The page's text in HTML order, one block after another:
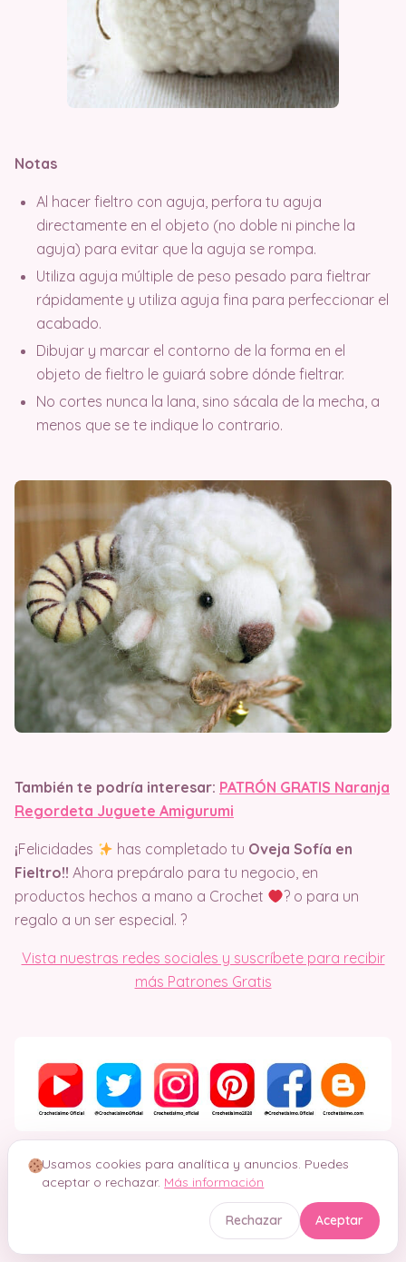
Notas
Al hacer fieltro con aguja, perfora tu aguja
directamente en el objeto (no doble ni pinche la
aguja) para evitar que la aguja se rompa.
Utiliza aguja múltiple de peso pesado para fieltrar
rápidamente y utiliza aguja fina para perfeccionar el
acabado.
Dibujar y marcar el contorno de la forma en el
objeto de fieltro le guiará sobre dónde fieltrar.
No cortes nunca la lana, sino sácala de la mecha, a
menos que se te indique lo contrario.
También te podría interesar: PATRÓN GRATIS Naranja
Regordeta Juguete Amigurumi
¡Felicidades has completado tu Oveja Sofía en
Fieltro!! Ahora prepáralo para tu negocio, en
productos hechos a mano a Crochet
? o para un
regalo a un ser especial. ?
Vista nuestras redes sociales y suscríbete para recibir
más Patrones Gratis
Usamos cookies para analítica y anuncios. Puedes
aceptar o rechazar. Más información
Rechazar Aceptar